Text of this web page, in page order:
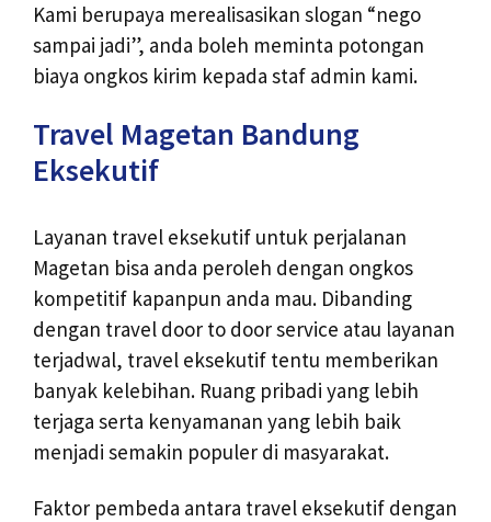
Kami berupaya merealisasikan slogan “nego
sampai jadi”, anda boleh meminta potongan
biaya ongkos kirim kepada staf admin kami.
Travel Magetan Bandung
Eksekutif
Layanan travel eksekutif untuk perjalanan
Magetan bisa anda peroleh dengan ongkos
kompetitif kapanpun anda mau. Dibanding
dengan travel door to door service atau layanan
terjadwal, travel eksekutif tentu memberikan
banyak kelebihan. Ruang pribadi yang lebih
terjaga serta kenyamanan yang lebih baik
menjadi semakin populer di masyarakat.
Faktor pembeda antara travel eksekutif dengan